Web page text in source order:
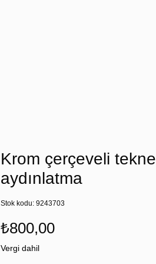
Krom çerçeveli tekne
aydınlatma
Stok kodu: 9243703
₺800,00Fiyat
Vergi dahil